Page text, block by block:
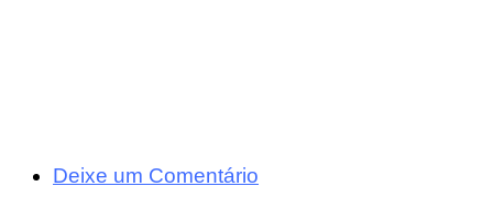
Deixe um Comentário